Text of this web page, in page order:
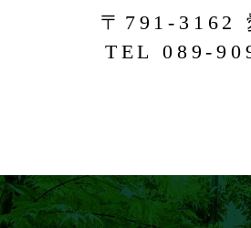
〒791-3162
TEL 089-